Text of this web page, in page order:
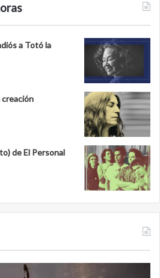
a Totó la
de El Personal